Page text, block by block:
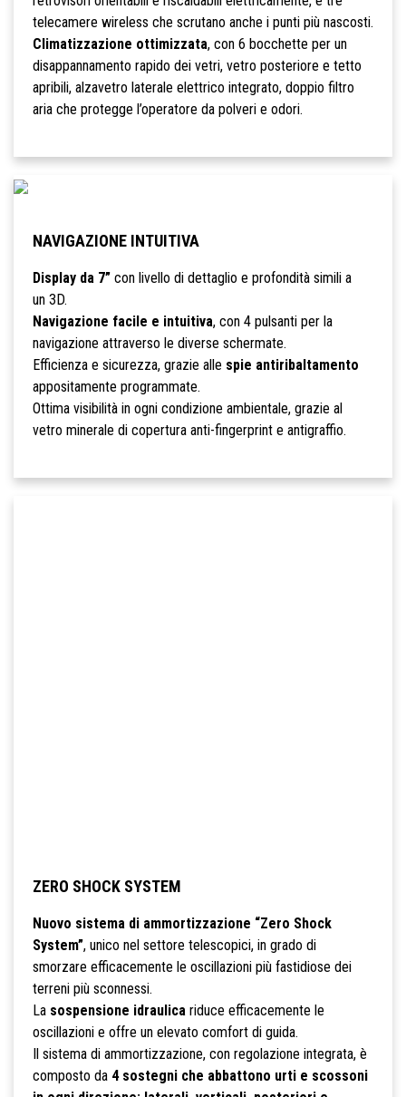
telecamere wireless che scrutano anche i punti più nascosti.
Climatizzazione ottimizzata, con 6 bocchette per un
disappannamento rapido dei vetri, vetro posteriore e tetto
apribili, alzavetro laterale elettrico integrato, doppio filtro
aria che protegge l’operatore da polveri e odori.
NAVIGAZIONE INTUITIVA
Display da 7”con livello di dettaglio e profondità simili a
un 3D.
Navigazione facile e intuitiva, con 4 pulsanti per la
navigazione attraverso le diverse schermate.
Efficienza e sicurezza, grazie alle spie antiribaltamento
appositamente programmate.
Ottima visibilità in ogni condizione ambientale, grazie al
vetro minerale di copertura anti-fingerprint e antigraffio.
ZERO SHOCK SYSTEM
Nuovo sistema di ammortizzazione “Zero Shock
System”, unico nel settore telescopici, in grado di
smorzare efficacemente le oscillazioni più fastidiose dei
terreni più sconnessi.
La sospensione idraulicariduce efficacemente le
oscillazioni e offre un elevato comfort di guida.
Il sistema di ammortizzazione, con regolazione integrata, è
composto da 4 sostegni che abbattono urti e scossoni